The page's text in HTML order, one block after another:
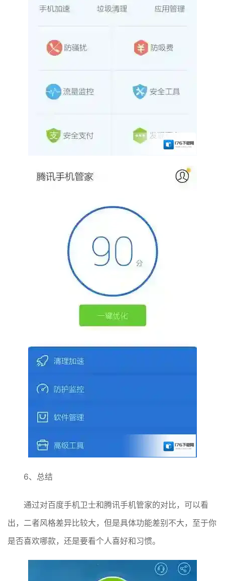
6、总结
通过对百度手机卫士和腾讯手机管家的对比，可以看
出，二者风格差异比较大，但是具体功能差别不大，至于你
是否喜欢哪款，还是要看个人喜好和习惯。